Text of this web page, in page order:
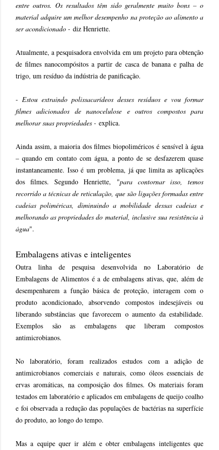
entre outros. Os resultados têm sido geralmente muito bons – o
material adquire um melhor desempenho na proteção ao alimento a
ser acondicionado - diz Henriette.
Atualmente, a pesquisadora envolvida em um projeto para obtenção
de filmes nanocompósitos a partir de casca de banana e palha de
trigo, um resíduo da indústria de panificação.
- Estou extraindo polissacarídeos desses resíduos e vou formar
filmes adicionados de nanocelulose e outros compostos para
melhorar suas propriedades - explica.
Ainda assim, a maioria dos filmes biopoliméricos é sensível à água
– quando em contato com água, a ponto de se desfazerem quase
instantaneamente. Isso é um problema, já que limita as aplicações
dos filmes. Segundo Henriette, "para contornar isso, temos
recorrido a técnicas de reticulação, que são ligações formadas entre
cadeias poliméricas, diminuindo a mobilidade dessas cadeias e
melhorando as propriedades do material, inclusive sua resistência à
água".
Embalagens ativas e inteligentes
Outra linha de pesquisa desenvolvida no Laboratório de
Embalagens de Alimentos é a de embalagens ativas, que, além de
desempenharem a função básica de proteção, interagem com o
produto acondicionado, absorvendo compostos indesejáveis ou
liberando substâncias que favorecem o aumento da estabilidade.
Exemplos são as embalagens que liberam compostos
antimicrobianos.
No laboratório, foram realizados estudos com a adição de
antimicrobianos comerciais e naturais, como óleos essenciais de
ervas aromáticas, na composição dos filmes. Os materiais foram
testados em laboratório e aplicados em embalagens de queijo coalho
e foi observada a redução das populações de bactérias na superfície
do produto, ao longo do tempo.
Mas a equipe quer ir além e obter embalagens inteligentes que